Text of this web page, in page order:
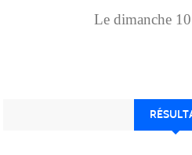
Le dimanche 10